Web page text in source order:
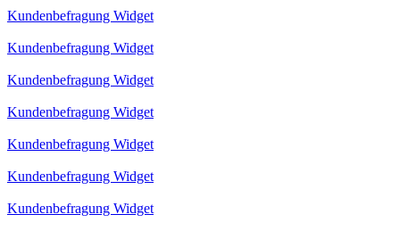
Kundenbefragung Widget
Kundenbefragung Widget
Kundenbefragung Widget
Kundenbefragung Widget
Kundenbefragung Widget
Kundenbefragung Widget
Kundenbefragung Widget